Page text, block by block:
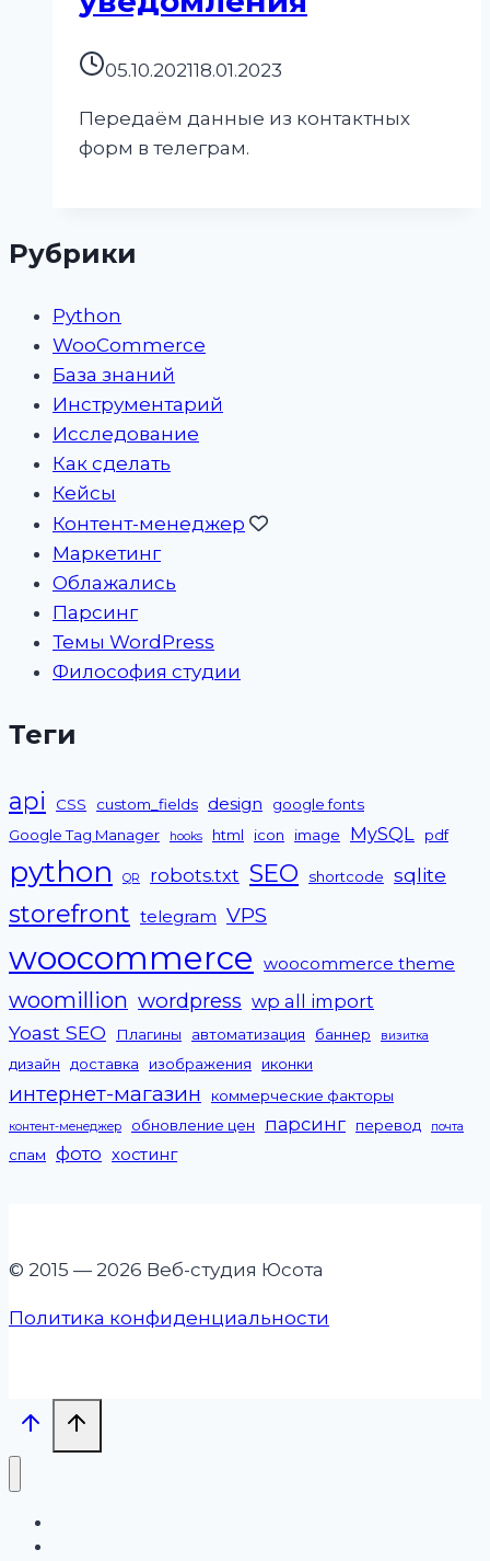
05.10.202118.01.2023
Передаём данные из контактных
форм в телеграм.
Рубрики
Python
WooCommerce
База знаний
Инструментарий
Исследование
Как сделать
Кейсы
Контент-менеджер
Маркетинг
Облажались
Парсинг
Темы WordPress
Философия студии
Теги
api CSS custom_fields design
google fonts
Google Tag Manager
hooks html icon image MySQL pdf
python QR robots.txt SEO shortcode sqlite
storefront telegram VPS
woocommerce woocommerce theme
woomillion wordpress wp all import
Yoast SEO Плагины автоматизация баннер визитка
дизайн доставка изображения иконки
интернет-магазин коммерческие факторы
контент-менеджер обновление цен парсинг перевод почта
спам фото хостинг
© 2015 — 2026 Веб-студия Юсота
Политика конфиденциальности